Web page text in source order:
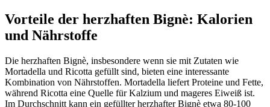
Vorteile der herzhaften Bignè: Kalorien
und Nährstoffe
Die herzhaften Bignè, insbesondere wenn sie mit Zutaten wie
Mortadella und Ricotta gefüllt sind, bieten eine interessante
Kombination von Nährstoffen. Mortadella liefert Proteine und Fette,
während Ricotta eine Quelle für Kalzium und mageres Eiweiß ist.
Im Durchschnitt kann ein gefüllter herzhafter Bignè etwa 80-100